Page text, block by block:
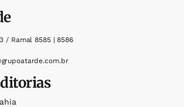
/ Ramal 8585 | 8586